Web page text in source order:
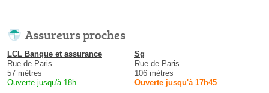
Assureurs proches
LCL Banque et assurance
Rue de Paris
57 mètres
Ouverte jusqu'à 18h
Sg
Rue de Paris
106 mètres
Ouverte jusqu'à 17h45